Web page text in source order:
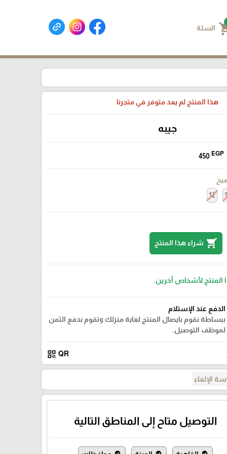
السلة
هذا المنتج لم يعد متوفر في متجرنا
جيبه
450 EGP
12
shopping_cart شراء هذا المنتج
المنتج لأشخاص آخرين.
الدفع عند الإستلام
ببساطة نقوم بايصال المنتج لغاية منزلك وتقوم بدفع الثمن
لموظف التوصيل.
QR
qr_code
الإلغاء
التوصيل متاح إلى المناطق التالية